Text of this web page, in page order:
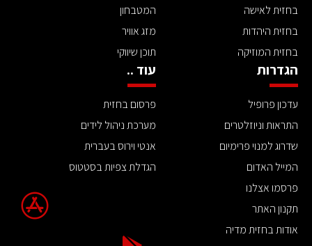
בחזית לאישה
בחזית היהדות
בחזית המוזיקה
המטבחון
מזג אוויר
תוכן שיווקי
הגדרות
עדכון פרופיל
התראות וניוזלטרים
שדרוג למנוי פרימיום
המייל האדום
פרסמו אצלנו
תקנון האתר
אודות בחזית מדיה
עוד ..
פרסום בחזית
מערכת ניהול לידים
אנטי וירוס בעברית
הגדלת צפיות בסטטוס